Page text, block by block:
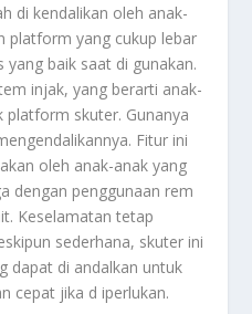
di kendalikan oleh anak-
platform yang cukup lebar
baik saat di gunakan.
injak, yang berarti anak-
platform skuter. Gunanya
Fitur ini
oleh anak-anak yang
dengan penggunaan rem
Keselamatan tetap
sederhana, skuter ini
dapat di andalkan untuk
cepat jika d iperlukan.